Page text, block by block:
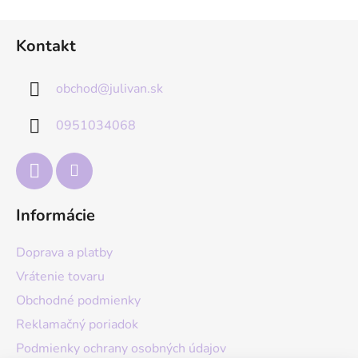
Kontakt
obchod@julivan.sk
0951034068
Informácie
Doprava a platby
Vrátenie tovaru
Obchodné podmienky
Reklamačný poriadok
Podmienky ochrany osobných údajov